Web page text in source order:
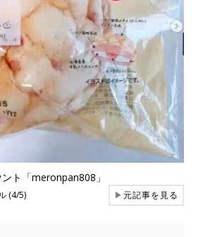
ト「meronpan808」
(4/5) ▶元記事を見る